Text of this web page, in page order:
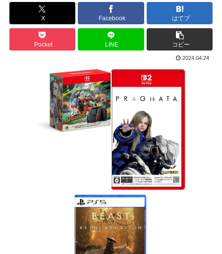
X Facebook はてブ
Pocket LINE コピー
2024.04.24